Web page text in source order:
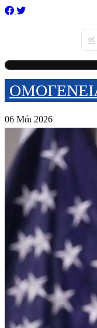
06 Μάι 2026